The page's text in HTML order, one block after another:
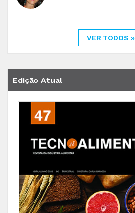
VER TODOS »
Edição Atual